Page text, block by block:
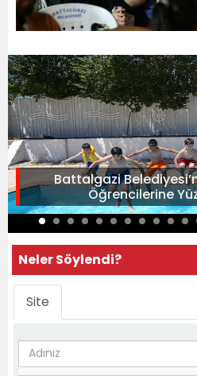
Battalgazi
Öğrencilerine
Neler Söylendi?
Site